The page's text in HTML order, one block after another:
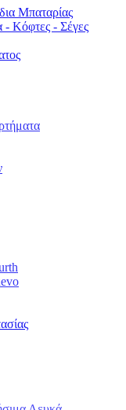
Μπαταρίας
- Κόφτες - Σέγες